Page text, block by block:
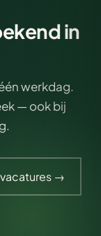
in
werkdag.
— ook bij
→